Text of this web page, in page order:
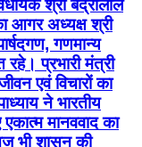
श्री बद्रीलाल
आगर अध्यक्ष श्री
गणमान्य
प्रभारी मंत्री
एवं विचारों का
ने भारतीय
मानववाद का
भी शासन की